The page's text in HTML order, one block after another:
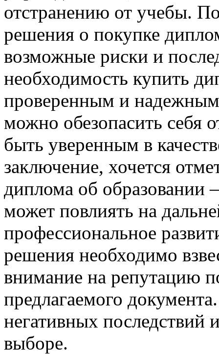
отстранению от учебы.
решения о покупке
возможные риски и
необходимость купить
проверенным и
можно обезопасить себя
быть уверенным в
заключение, хочется
диплома об образовании
может повлиять на
профессиональное
решения необходимо
внимание на репутацию
предлагаемого
негативных последствий
выборе.